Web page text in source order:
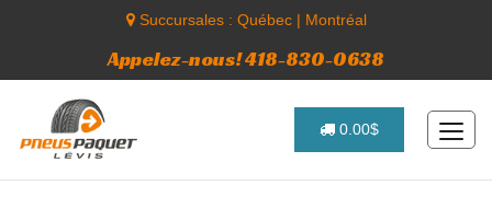
Succursales : Québec| Montréal
Appelez-nous! 418-830-0638
0.00$